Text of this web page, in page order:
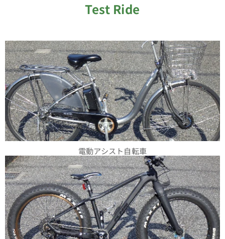
イタリ
アの街
を感じ
させる
クラシ
カルで
シャー
プなク
ロモリ
フレー
ム仕
様
Test Ride
電動アシスト自転車